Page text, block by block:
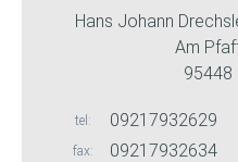
Hans Johann
Am
95448
tel 09217932629
fax 09217932634